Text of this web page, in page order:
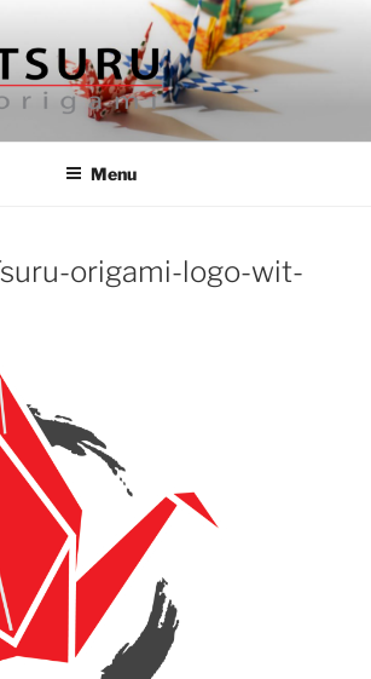
TSURU
papier en boeken uit Japan
Menu
origami-logo-wit-